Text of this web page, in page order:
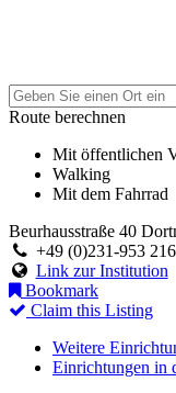
Route berechnen
Mit öffentlichen
Walking
Mit dem Fahrrad
Beurhausstraße 40
+49 (0)231-953
Link zur Institution
Bookmark
Claim this Listing
Weitere
Einrichtungen in